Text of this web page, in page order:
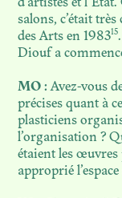
d’artistes et
salons, c’était
des Arts en 198315
Diouf a
MO : Avez-vous
précises quant à
plasticiens
l’organisation ?
étaient les œuvres
approprié